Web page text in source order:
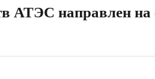
АТЭС направлен на